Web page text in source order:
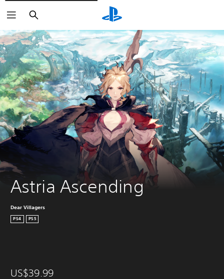
Buscar
Astria Ascending
Dear Villagers
PS4 PS5
US$39.99